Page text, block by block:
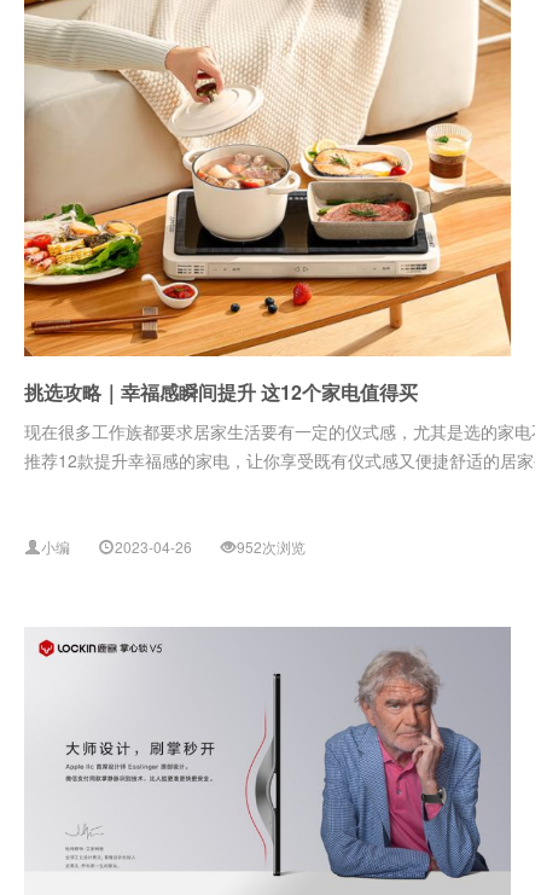
挑选攻略｜幸福感瞬间提升 这12个家电值得买
现在很多工作族都要求居家生活要有一定的仪式感，尤其是选的家
推荐12款提升幸福感的家电，让你享受既有仪式感又便捷舒适的居
小编 2023-04-26 952次浏览